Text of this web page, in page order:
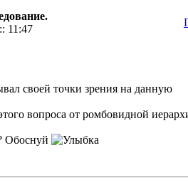
11:47
своей точки зрения на данную
вопроса от ромбовидной
Обоснуй